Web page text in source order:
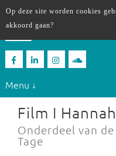
Menu ↓
Film I
Onderdeel van
Tage
Op deze site worden cookies
akkoord gaan?